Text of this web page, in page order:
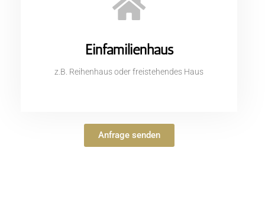
Einfamilienhaus
z.B. Reihenhaus oder freistehendes Haus
Anfrage senden